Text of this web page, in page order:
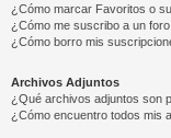
¿Cómo marcar Favoritos o
¿Cómo me suscribo a un
¿Cómo borro mis
Archivos Adjuntos
¿Qué archivos adjuntos son
¿Cómo encuentro todos mis